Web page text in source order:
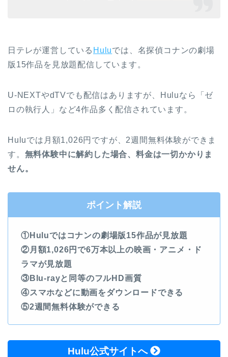
日テレが運営している Huluでは、名探偵コナンの劇場
版15作品を見放題配信しています。
U-NEXTやdTVでも配信はありますが、Huluなら「ゼ
ロの執行人」など4作品多く配信されています。
Huluでは月額1,026円ですが、2週間無料体験ができま
す。 無料体験中に解約した場合、料金は一切かかりま
せん。
ポイント解説
①Huluではコナンの劇場版15作品が見放題
②月額1,026円で6万本以上の映画・アニメ・ド
ラマが見放題
③Blu-rayと同等のフルHD画質
④スマホなどに動画をダウンロードできる
⑤2週間無料体験ができる
Hulu公式サイトへ